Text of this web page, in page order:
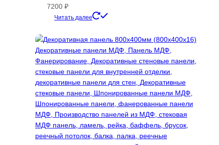
7200 ₽
Читать далее
имеет
несколько
вариаций.
Опции
можно
выбрать
на
странице
товара.